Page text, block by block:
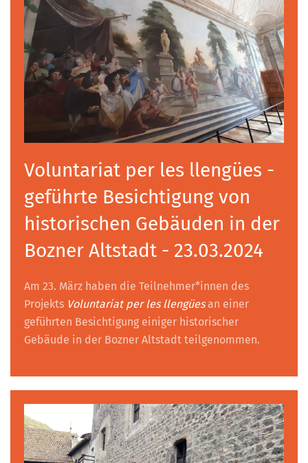
Voluntariat per les llengües -
geführte Besichtigung von
historischen Gebäuden in der
Bozner Altstadt - 23.03.2024
Am 23. März haben die Teilnehmer*innen des
Projekts Voluntariat per les llengüesan einer
geführten Besichtigung einiger historischer
Gebäude in der Bozner Altstadt teilgenommen.